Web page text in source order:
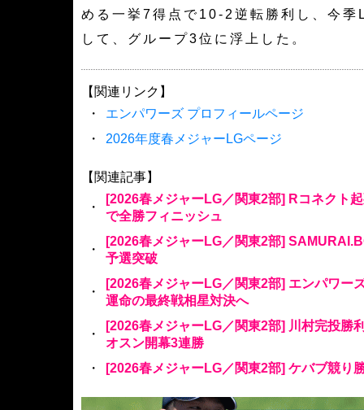
める一挙7得点で10-2逆転勝利し、今
して、グループ3位に浮上した。
【関連リンク】
・
エンパワーズ プロフィールページ
・
2026年度春メジャーLGページ
【関連記事】
・
[2026春メジャーLG／関東2部] Rコネクト
で全勝フィニッシュ
・
[2026春メジャーLG／関東2部]
予選突破
・
[2026春メジャーLG／関東2部] エンパワー
運命の最終戦相星対決へ
・
[2026春メジャーLG／関東2部] 川村完投勝
オスン開幕3連勝
・
[2026春メジャーLG／関東2部] ケバブ競り